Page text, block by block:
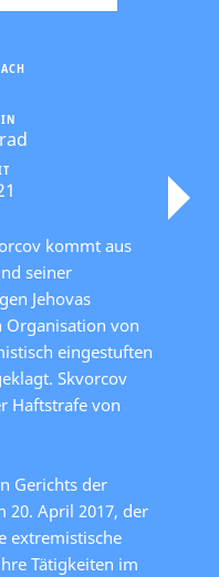
kommt aus
seiner
Jehovas
von
eingestuften
Skvorcov
Haftstrafe von
Gerichts der
20. April 2017, der
extremistische
Tätigkeiten im